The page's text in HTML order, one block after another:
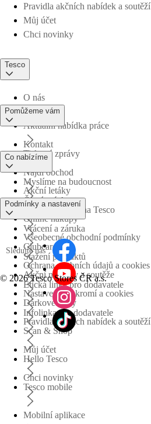
Pravidla akčních nabídek a soutěží
Můj účet
Chci novinky
Tesco
O nás
Aktuální nabídka práce
Tiskové zprávy
Myslíme na budoucnost
Obchodní skupina Tesco
Pomůžeme vám
Kontakt
Najdi obchod
Časté otázky
Vrácení a záruka
Stažení produktů
Etická linka pro dodavatele
Infolinka pro dodavatele
Co nabízíme
Akční letáky
Online nákupy
Clubcard
Akční nabídky a soutěže
Dárkové karty
Scan & Shop
Hello Tesco
Tesco mobile
Mobilní aplikace
Podmínky a nastavení
Všeobecné obchodní podmínky
Ochrana osobních údajů a cookies
Nastavení soukromí a cookies
Pravidla akčních nabídek a soutěží
Můj účet
Chci novinky
Sledujte nás
© 2026 Tesco Stores ČR a.s.